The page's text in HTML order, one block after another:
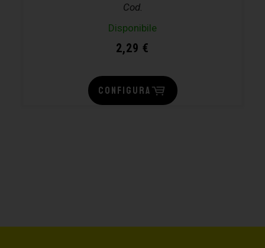
Cod.
Disponibile
2,29 €
CONFIGURA